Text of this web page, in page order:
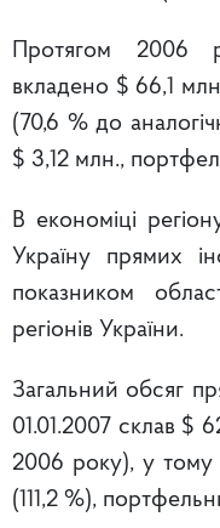
Протягом 2006
вкладено $ 66,1
(70,6 % до
$ 3,12 млн.,
В економіці
Україну прямих
показником
регіонів України.
Загальний обсяг
01.01.2007 склав $
2006 року), у
(111,2 %),